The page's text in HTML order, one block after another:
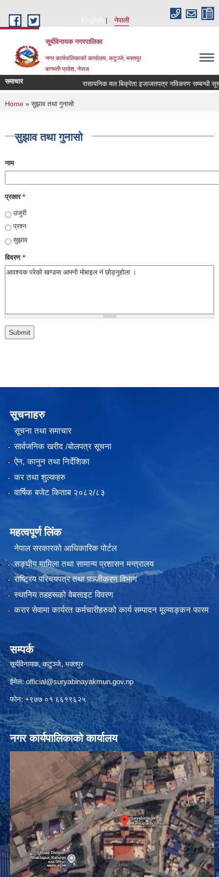
English
नेपाली
सूर्यविनायक नगरपालिका
नगर कार्यपालिकाको कार्यालय, कटुञ्जे, भक्तपुर
बागमती प्रदेश, नेपाल
समाचार रासायनिक मल बिक्रेता इजाजतपत्र नविकरण सम्बन्धी
You are here
Home » सुझाव तथा गुनासो
सुझाव तथा गुनासो
नाम
प्रकार*
उजुरी
प्रश्न
सुझाव
विवरण*
सूचनाहरु
सूचना तथा समाचार
सार्वजनिक खरीद /बोलपत्र सूचना
ऐन, कानुन तथा निर्देशिका
कर तथा शुल्कहरु
वार्षिक बजेट किताब २०८२/८३
महत्वपूर्ण लिंक
नेपाल सरकारको आधिकारिक पोर्टल
सङ्‍घीय मामिला तथा सामान्य प्रशासन मन्त्रालय
राष्ट्रिय परिचयपत्र तथा पञ्जीकरण विभाग
स्थानिय तहहरूको वेबसाइट विवरण
करार सेवामा कार्यरत कर्मचारीहरुको कार्य सम्पादन मूल्याङ्कन फारम
सम्पर्क
सूर्यविनायक, कटुञ्जे, भक्तपुर
ईमेल:official@suryabinayakmun.gov.np
फोन: +९७७ ०१ ६६१९६२५
नगर कार्यपालिकाको कार्यालय